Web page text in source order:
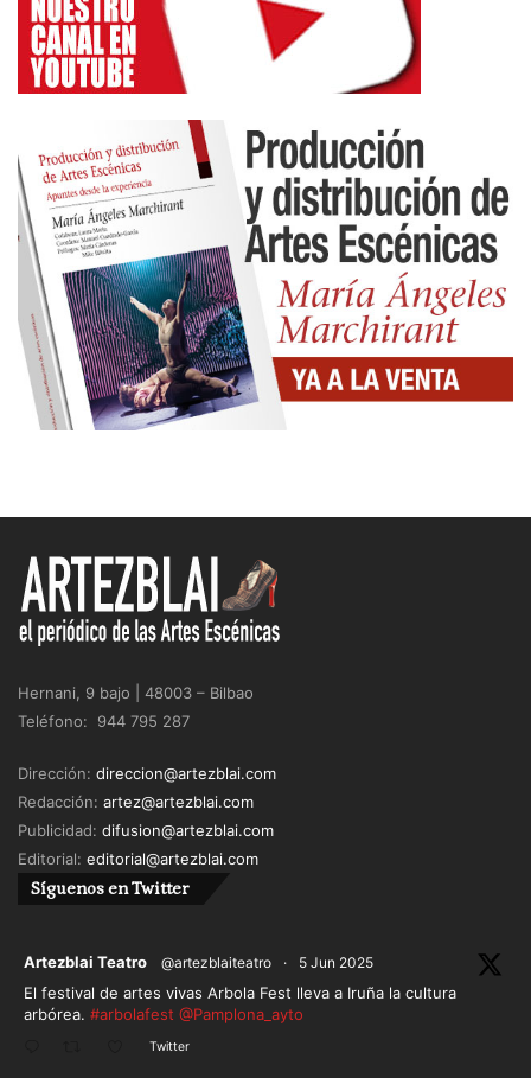
Hernani, 9 bajo | 48003 – Bilbao
Teléfono: 944 795 287
Dirección: direccion@artezblai.com
Redacción: artez@artezblai.com
Publicidad: difusion@artezblai.com
Editorial: editorial@artezblai.com
Síguenos en Twitter
Artezblai Teatro @artezblaiteatro · 5 Jun 2025
El festival de artes vivas Arbola Fest lleva a Iruña la cultura
arbórea. #arbolafest @Pamplona_ayto
Twitter